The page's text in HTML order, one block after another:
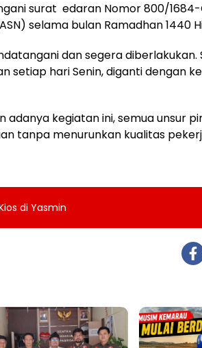
surat edaran Nomor 800/
selama bulan Ramadhan 1440
dan segera
setiap hari Senin, diganti dengan
adanya kegiatan ini, semua unsur
tanpa menurunkan kualitas
di Yasmin